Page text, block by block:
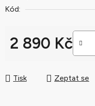
Kód:
2 890 Kč
Tisk Zeptat se